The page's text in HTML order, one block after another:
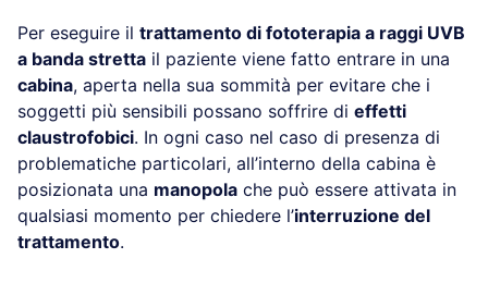
Per eseguire il trattamento di fototerapia a raggi UVB
a banda stretta il paziente viene fatto entrare in una
cabina, aperta nella sua sommità per evitare che i
soggetti più sensibili possano soffrire di effetti
claustrofobici. In ogni caso nel caso di presenza di
problematiche particolari, all’interno della cabina è
posizionata una manopola che può essere attivata in
qualsiasi momento per chiedere l’interruzione del
trattamento.